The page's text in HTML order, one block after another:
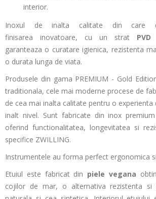
interior.
Inoxul de inalta calitate din care
finisarea inovatoare, cu un strat
garanteaza o curatare igienica, rezistenta
o durata lunga de viata.
Produsele din gama PREMIUM - Gold
traditionala, cele mai moderne procese de
de cea mai inalta calitate pentru o experienta
inalt nivel. Sunt fabricate din inox
oferind functionalitatea, longevitatea si
specifice ZWILLING.
Instrumentele au forma perfect ergonomica
Etuiul este fabricat din piele vegana
cojilor de mar, o alternativa rezistenta si